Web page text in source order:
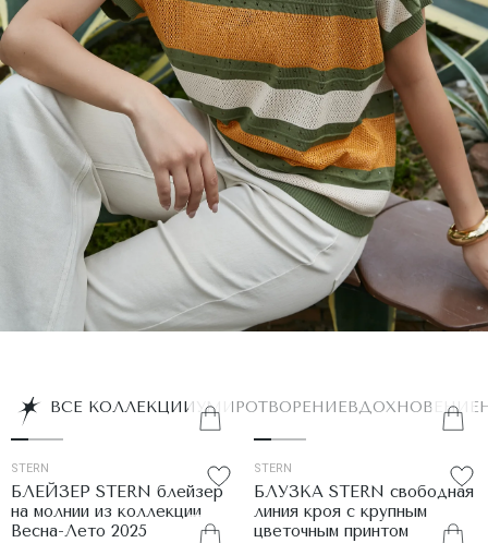
ВСЕ КОЛЛЕКЦИИ УМИРОТВОРЕНИЕВДОХНОВЕНИЕ
STERN
БЛЕЙЗЕР STERN блейзер
на молнии из коллекции
Весна-Лето 2025
STERN
БЛУЗКА STERN свободная
линия кроя с крупным
цветочным принтом